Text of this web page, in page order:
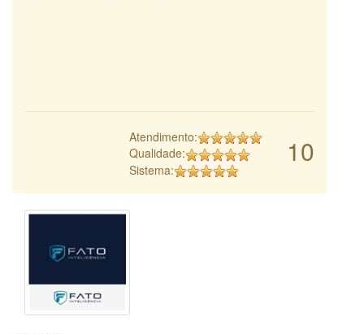
10
Atendimento:
Qualidade:
Sistema: